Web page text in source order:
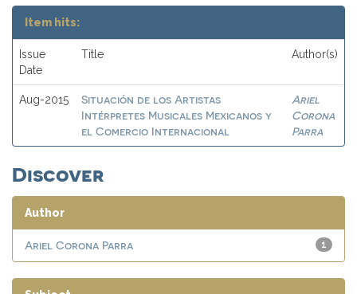
Item hits:
Issue
Date
Title Author(s)
Aug-2015
Situación de los Artistas
Intérpretes Musicales Mexicanos y
el Comercio Internacional
Ariel
Corona
Parra
Discover
Author
1
Ariel Corona Parra